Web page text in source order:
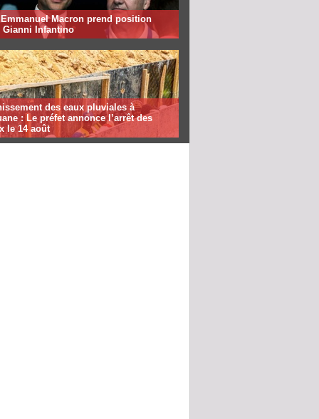
Emmanuel Macron prend position
Gianni Infantino
des eaux pluviales à
: Le préfet annonce l’arrêt des
le 14 août